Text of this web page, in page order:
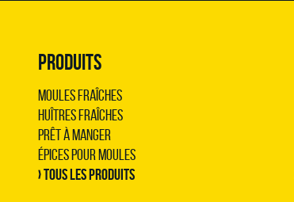
PRODUITS
Moules Fraîches
Huîtres Fraîches
Prêt à Manger
Épices pour Moules
› Tous les produits